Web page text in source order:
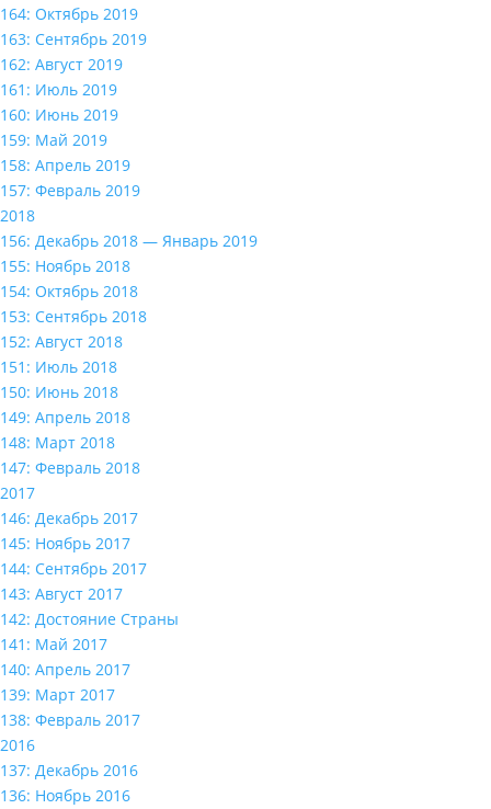
164: Октябрь 2019
163: Сентябрь 2019
162: Август 2019
161: Июль 2019
160: Июнь 2019
159: Май 2019
158: Апрель 2019
157: Февраль 2019
2018
156: Декабрь 2018 — Январь 2019
155: Ноябрь 2018
154: Октябрь 2018
153: Сентябрь 2018
152: Август 2018
151: Июль 2018
150: Июнь 2018
149: Апрель 2018
148: Март 2018
147: Февраль 2018
2017
146: Декабрь 2017
145: Ноябрь 2017
144: Сентябрь 2017
143: Август 2017
142: Достояние Страны
141: Май 2017
140: Апрель 2017
139: Март 2017
138: Февраль 2017
2016
137: Декабрь 2016
136: Ноябрь 2016